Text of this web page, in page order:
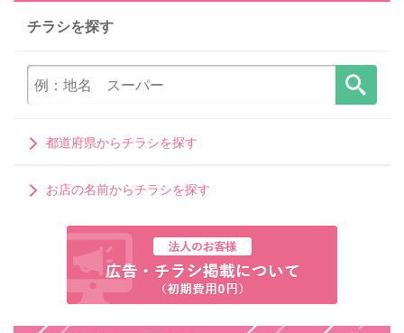
チラシを探す
都道府県からチラシを探す
お店の名前からチラシを探す